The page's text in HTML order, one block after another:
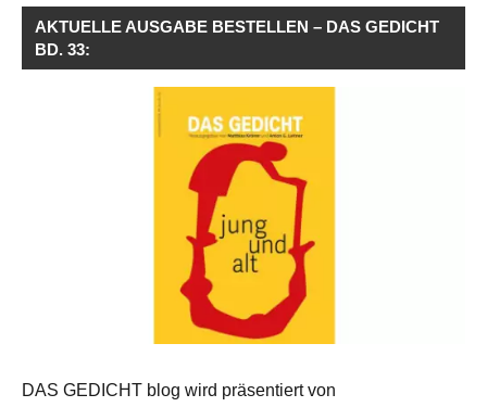
AKTUELLE AUSGABE BESTELLEN – DAS GEDICHT
BD. 33:
DAS GEDICHT blog wird präsentiert von